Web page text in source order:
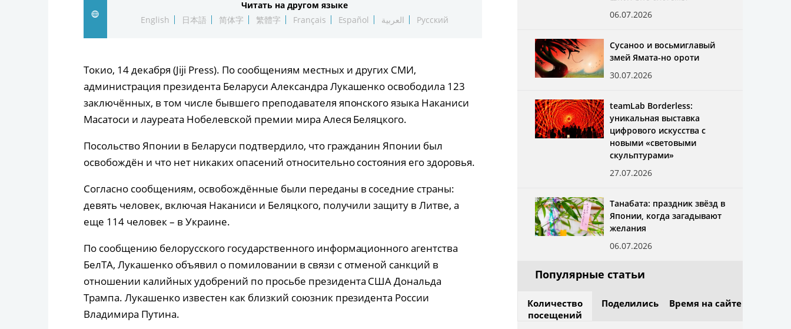
Технологии
От редакции
Читать на другом языке
English
日本語 简体字 繁體字 Français Español العربية Русский
Токио, 14 декабря (Jiji Press). По сообщениям местных и других СМИ,
администрация президента Беларуси Александра Лукашенко освободила 123
заключённых, в том числе бывшего преподавателя японского языка Наканиси
Масатоси и лауреата Нобелевской премии мира Алеся Беляцкого.
Посольство Японии в Беларуси подтвердило, что гражданин Японии был
освобождён и что нет никаких опасений относительно состояния его здоровья.
Согласно сообщениям, освобождённые были переданы в соседние страны:
девять человек, включая Наканиси и Беляцкого, получили защиту в Литве, а
еще 114 человек – в Украине.
По сообщению белорусского государственного информационного агентства
БелТА, Лукашенко объявил о помиловании в связи с отменой санкций в
отношении калийных удобрений по просьбе президента США Дональда
Трампа. Лукашенко известен как близкий союзник президента России
Владимира Путина.
06.07.2026
Сусаноо и восьмиглавый
змей Ямата-но ороти
30.07.2026
teamLab Borderless:
уникальная выставка
цифрового искусства с
новыми «световыми
скульптурами»
27.07.2026
Танабата: праздник звёзд в
Японии, когда загадывают
желания
06.07.2026
Популярные статьи
Количество
посещений
Поделились Время на сайте